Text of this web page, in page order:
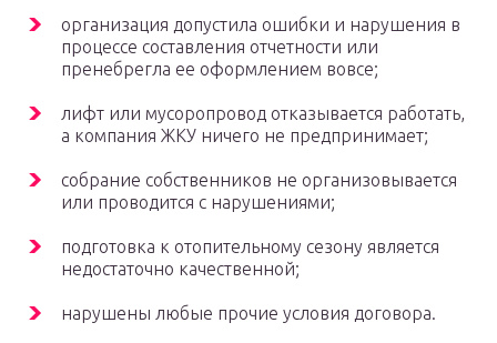
организация допустила ошибки и нарушения в
процессе составления отчетности или
пренебрегла ее оформлением вовсе;
лифт или мусоропровод отказывается работать,
а компания ЖКУ ничего не предпринимает;
собрание собственников не организовывается
или проводится с нарушениями;
подготовка к отопительному сезону является
недостаточно качественной;
нарушены любые прочие условия договора.